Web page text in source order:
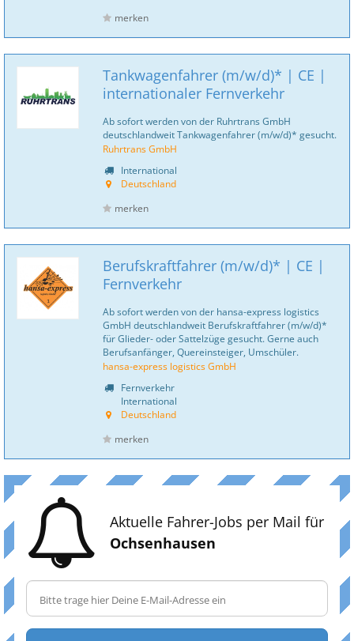
merken
Tankwagenfahrer (m/w/d)* | CE |
internationaler Fernverkehr
Ab sofort werden von der Ruhrtrans GmbH
deutschlandweit Tankwagenfahrer (m/w/d)* gesucht.
Ruhrtrans GmbH
International
Deutschland
merken
Berufskraftfahrer (m/w/d)* | CE |
Fernverkehr
Ab sofort werden von der hansa-express logistics
GmbH deutschlandweit Berufskraftfahrer (m/w/d)*
für Glieder- oder Sattelzüge gesucht. Gerne auch
Berufsanfänger, Quereinsteiger, Umschüler.
hansa-express logistics GmbH
Fernverkehr
International
Deutschland
merken
Aktuelle Fahrer-Jobs per Mail für
Ochsenhausen